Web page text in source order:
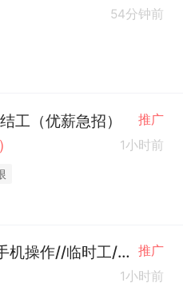
54分钟前
工（优薪急招） 推广
1小时前
平台推广员 （日结/手机操作//临时工/居家办公） 推广
1小时前